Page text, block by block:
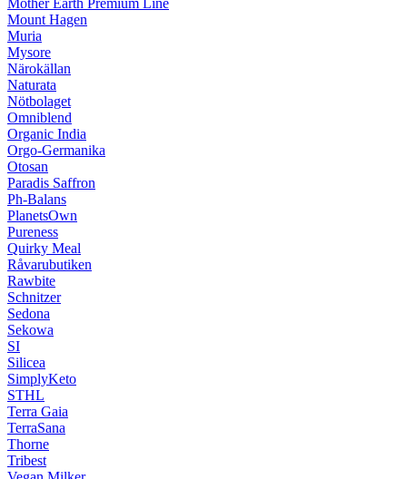
Mount Hagen
Muria
Mysore
Närokällan
Naturata
Nötbolaget
Omniblend
Organic India
Orgo-Germanika
Otosan
Paradis Saffron
Ph-Balans
PlanetsOwn
Pureness
Quirky Meal
Råvarubutiken
Rawbite
Schnitzer
Sedona
Sekowa
SI
Silicea
SimplyKeto
STHL
Terra Gaia
TerraSana
Thorne
Tribest